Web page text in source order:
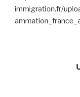
immigration.fr/